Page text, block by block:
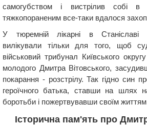
самогубством і вистрілив собі
тяжкопораненим все-таки вдалося
У тюремній лікарні в Станіславі
вилікували тільки для того, щоб
військовий трибунал Київського
молодого Дмитра Вітовського,
покарання - розстрілу. Так гідно син
героїчного батька, ставши на шлях
боротьби і пожертвувавши своїм життям
Історична пам'ять про